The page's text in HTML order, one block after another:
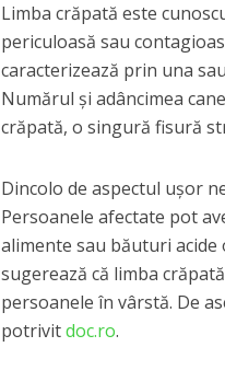
Limba crăpată este
periculoasă sau
caracterizează prin una
Numărul și adâncimea
crăpată, o singură fisură
Dincolo de aspectul ușor
Persoanele afectate pot
alimente sau băuturi acide
sugerează că limba
persoanele în vârstă. De
potrivitdoc.ro.